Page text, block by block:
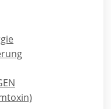
weitergeht?“ oder:
warum
der Natur doch
Haare oder
sie reichen von
Alopezie“) über